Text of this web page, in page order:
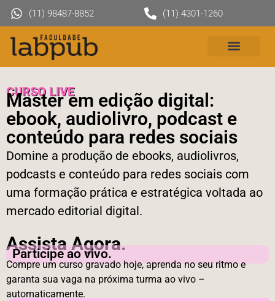
(11) 98487-8852 (11) 4301-1260
CURSO LIVE
Master em edição digital:
ebook, audiolivro, podcast e
conteúdo para redes sociais
Domine a produção de ebooks, audiolivros,
podcasts e conteúdo para redes sociais com
uma formação prática e estratégica voltada ao
mercado editorial digital.
Assista Agora.
Participe ao vivo.
Compre um curso gravado hoje, aprenda no seu ritmo e
garanta sua vaga na próxima turma ao vivo –
automaticamente.